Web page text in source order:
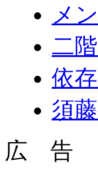
メ
二
依
須
広 告